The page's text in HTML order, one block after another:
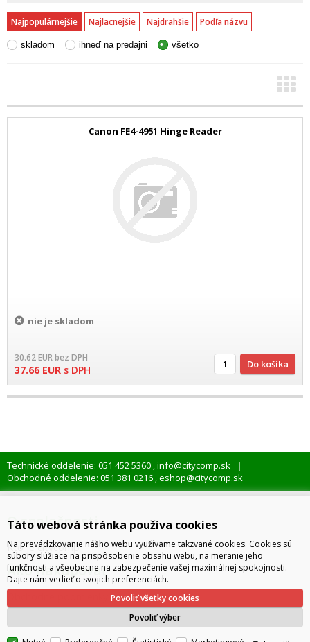
Najpopulárnejšie Najlacnejšie Najdrahšie Podľa názvu
skladom ihneď na predajni všetko
Canon FE4-4951 Hinge Reader
nie je skladom
30.62EURbez DPH
37.66 EUR s DPH Do košíka
Technické oddelenie: 051 452 5360 ,info@citycomp.sk
Obchodné oddelenie: 051 381 0216 ,eshop@citycomp.sk
O spoločnosti
Kto je citycomp
Ako nakupovať
Táto webová stránka používa cookies
Na prevádzkovanie nášho webu využívame takzvané cookies. Cookies sú
súbory slúžiace na prispôsobenie obsahu webu, na meranie jeho
funkčnosti a všeobecne na zabezpečenie vašej maximálnej spokojnosti.
Dajte nám vedieť o svojich preferenciách.
Povoliť výber
Povoliť všetky cookies